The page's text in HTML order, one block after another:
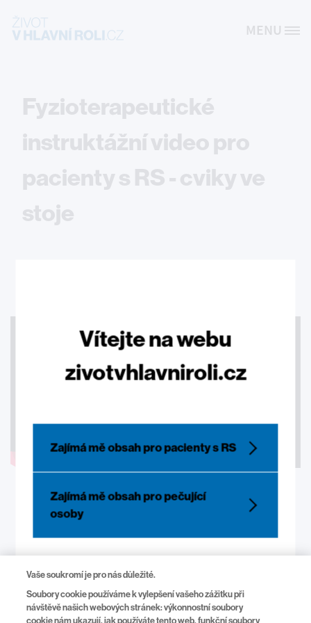
Site Logo MENU
Legal
Ochrana osobních údajů
Vítejte na webu
zivotvhlavniroli.cz
Zajímá mě obsah pro pacienty s RS
Zajímá mě obsah pro pečující
osoby
Vaše soukromí je pro nás důležité.
Soubory cookie používáme k vylepšení vašeho zážitku při
návštěvě našich webových stránek: výkonnostní soubory
cookie nám ukazují, jak používáte tento web, funkční soubory